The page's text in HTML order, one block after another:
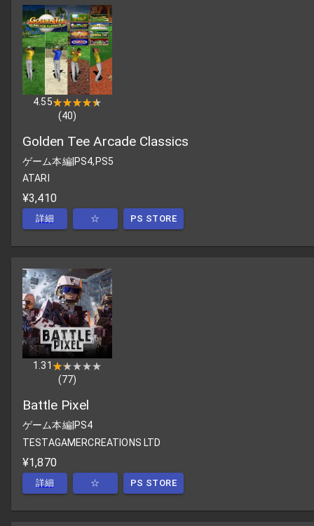
4.55★★★★★
★★★★★
(40)
Golden Tee Arcade Classics
ゲーム本編|PS4,PS5
ATARI
¥3,410
詳細 ☆ PS STORE
1.31 ★★★★★
★★★★★
(77)
Battle Pixel
ゲーム本編| PS4
TESTAGAMERCREATIONS LTD
¥1,870
詳細 ☆ PS STORE